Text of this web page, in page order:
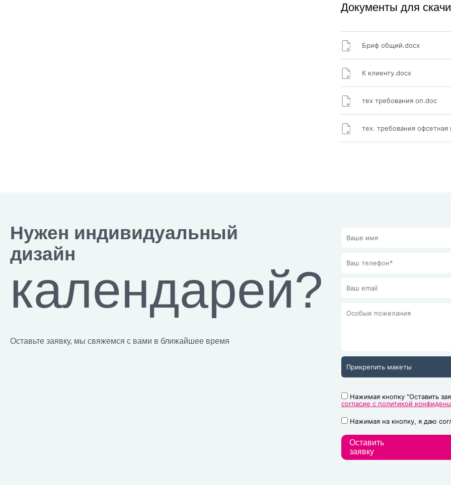
Документы для
Бриф общий.docx
К клиенту.docx
тех требования оп.doc
тех. требования офсетная
Нужен индивидуальный
дизайн
календарей?
Оставьте заявку, мы свяжемся с вами в ближайшее время
Прикрепить макеты
Нажимая кнопку "Оставить
согласие с политикой
Нажимая на кнопку, я даю
Оставить
заявку